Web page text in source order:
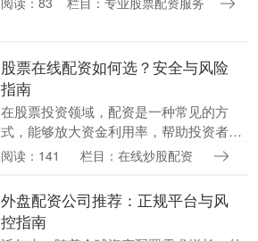
股票在线配资如何选？安全与风险
指南
在股票投资领域，配资是一种常见的方
式，能够放大资金利用率，帮助投资者在
行情较好时获取更高收益。然而，随着互
平台层出不穷，如何....
阅读：141 栏目：在线炒股配资
外盘配资公司推荐：正规平台与风
控指南